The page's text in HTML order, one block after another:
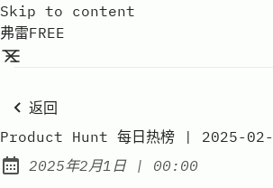
Skip to content
弗雷FREE
返回
Product Hunt 每日热榜 | 2025-02-
Published:
2025年2月1日| at
00:00